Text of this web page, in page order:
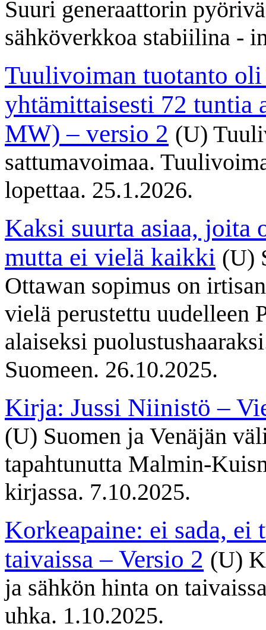
Suuri generaattorin
sähköverkkoa stabiilina -
Tuulivoiman tuotanto
yhtämittaisesti 72 tuntia
MW) – versio 2 (U)
sattumavoimaa.
lopettaa. 25.1.2026.
Kaksi suurta asiaa, joita
mutta ei vielä kaikki (U)
Ottawan sopimus on
vielä perustettu uudelleen
alaiseksi
Suomeen. 26.10.2025.
Kirja: Jussi Niinistö –
(U) Suomen ja Venäjän
tapahtunutta Malmin-
kirjassa. 7.10.2025.
Korkeapaine: ei sada, ei
taivaissa – Versio 2 (U)
ja sähkön hinta on
uhka. 1.10.2025.